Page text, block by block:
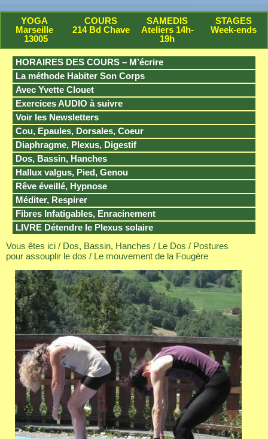
YOGA
Marseille
13005
COURS
214 Bd Chave
SAMEDIS
Ateliers 14h-
19h
STAGES
Week-ends
HORAIRES DES COURS – M’écrire
La méthode Habiter Son Corps
Avec Yvette Clouet
Exercices AUDIO à suivre
Voir les Newsletters
Cou, Epaules, Dorsales, Coeur
Diaphragme, Plexus, Digestif
Dos, Bassin, Hanches
Hallux valgus, Pied, Genou
Rêve éveillé, Hypnose
Méditer, Respirer
Fibres Infatigables, Enracinement
LIVRE Détendre le Plexus solaire
Vous êtes ici / Dos, Bassin, Hanches / Le Dos / Postures
pour assouplir le dos / Le mouvement de la Fougère